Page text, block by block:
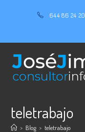
644 86 24 20
teletrabajo
> Blog > teletrabajo